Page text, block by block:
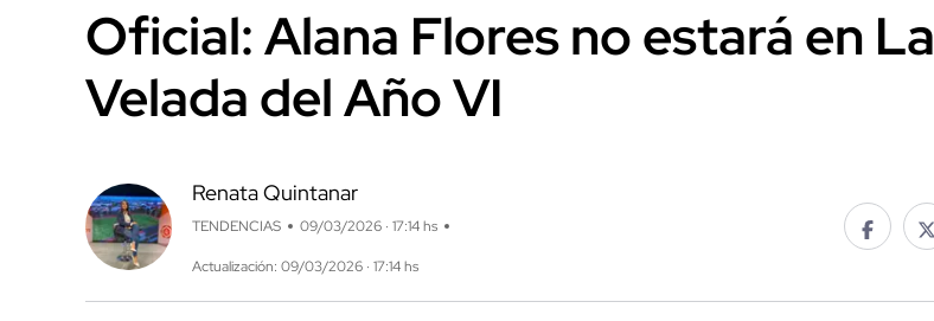
Oficial: Alana Flores no estará en La
Velada del Año VI
Renata Quintanar
TENDENCIAS 09/03/2026 · 17:14 hs
Actualización: 09/03/2026 · 17:14 hs